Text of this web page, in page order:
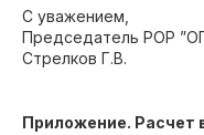
С уважением,
Председатель РОР
Стрелков Г.В.
Приложение.